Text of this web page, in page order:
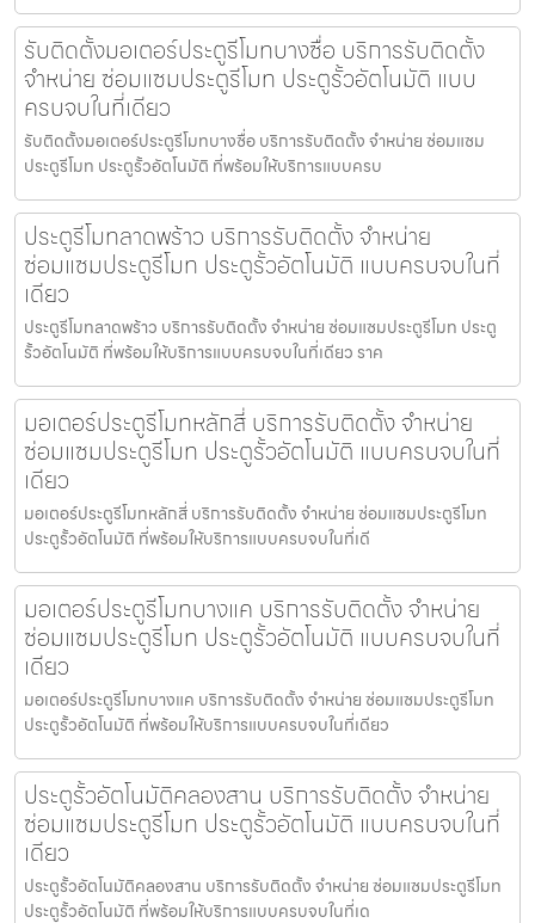
รับติดตั้งมอเตอร์ประตูรีโมทบางซื่อ บริการรับติดตั้ง
จำหน่าย ซ่อมแซมประตูรีโมท ประตูรั้วอัตโนมัติ แบบ
ครบจบในที่เดียว
รับติดตั้งมอเตอร์ประตูรีโมทบางซื่อ บริการรับติดตั้ง จำหน่าย ซ่อมแซม
ประตูรีโมท ประตูรั้วอัตโนมัติ ที่พร้อมให้บริการแบบครบ
ประตูรีโมทลาดพร้าว บริการรับติดตั้ง จำหน่าย
ซ่อมแซมประตูรีโมท ประตูรั้วอัตโนมัติ แบบครบจบในที่
เดียว
ประตูรีโมทลาดพร้าว บริการรับติดตั้ง จำหน่าย ซ่อมแซมประตูรีโมท ประตู
รั้วอัตโนมัติ ที่พร้อมให้บริการแบบครบจบในที่เดียว ราค
มอเตอร์ประตูรีโมทหลักสี่ บริการรับติดตั้ง จำหน่าย
ซ่อมแซมประตูรีโมท ประตูรั้วอัตโนมัติ แบบครบจบในที่
เดียว
มอเตอร์ประตูรีโมทหลักสี่ บริการรับติดตั้ง จำหน่าย ซ่อมแซมประตูรีโมท
ประตูรั้วอัตโนมัติ ที่พร้อมให้บริการแบบครบจบในที่เดี
มอเตอร์ประตูรีโมทบางแค บริการรับติดตั้ง จำหน่าย
ซ่อมแซมประตูรีโมท ประตูรั้วอัตโนมัติ แบบครบจบในที่
เดียว
มอเตอร์ประตูรีโมทบางแค บริการรับติดตั้ง จำหน่าย ซ่อมแซมประตูรีโมท
ประตูรั้วอัตโนมัติ ที่พร้อมให้บริการแบบครบจบในที่เดียว
ประตูรั้วอัตโนมัติคลองสาน บริการรับติดตั้ง จำหน่าย
ซ่อมแซมประตูรีโมท ประตูรั้วอัตโนมัติ แบบครบจบในที่
เดียว
ประตูรั้วอัตโนมัติคลองสาน บริการรับติดตั้ง จำหน่าย ซ่อมแซมประตูรีโมท
ประตูรั้วอัตโนมัติ ที่พร้อมให้บริการแบบครบจบในที่เด